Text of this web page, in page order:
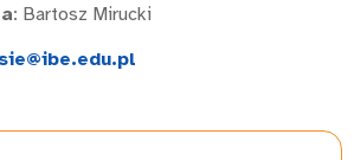
: Bartosz Mirucki